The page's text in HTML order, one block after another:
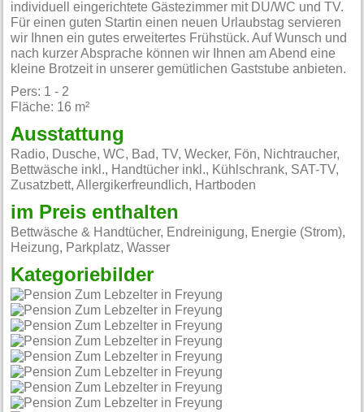
individuell eingerichtete Gästezimmer mit DU/WC und TV.
Für einen guten Startin einen neuen Urlaubstag servieren
wir Ihnen ein gutes erweitertes Frühstück. Auf Wunsch und
nach kurzer Absprache können wir Ihnen am Abend eine
kleine Brotzeit in unserer gemütlichen Gaststube anbieten.
Pers: 1 - 2
Fläche: 16 m²
Ausstattung
Radio, Dusche, WC, Bad, TV, Wecker, Fön, Nichtraucher,
Bettwäsche inkl., Handtücher inkl., Kühlschrank, SAT-TV,
Zusatzbett, Allergikerfreundlich, Hartboden
im Preis enthalten
Bettwäsche & Handtücher, Endreinigung, Energie (Strom),
Heizung, Parkplatz, Wasser
Kategoriebilder